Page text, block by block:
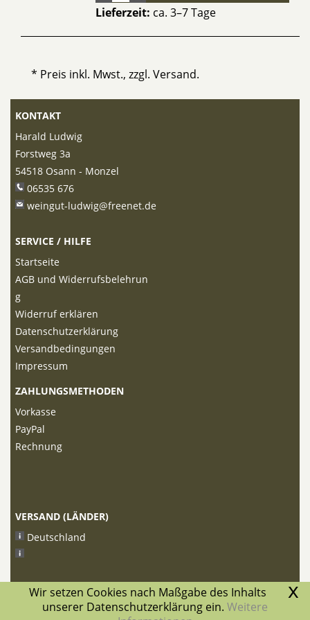
Lieferzeit: ca. 3–7 Tage
* Preis inkl. Mwst., zzgl. Versand.
KONTAKT
Harald Ludwig
Forstweg 3a
54518 Osann - Monzel
06535 676
weingut-ludwig@freenet.de
SERVICE / HILFE
Startseite
AGB und Widerrufsbelehrun
g
Widerruf erklären
Datenschutzerklärung
Versandbedingungen
Impressum
ZAHLUNGSMETHODEN
Vorkasse
PayPal
Rechnung
VERSAND (LÄNDER)
Deutschland
x
Wir setzen Cookies nach Maßgabe des Inhalts
unserer Datenschutzerklärung ein. Weitere